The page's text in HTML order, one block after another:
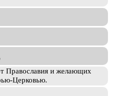
Православия и желающих
Церковью.